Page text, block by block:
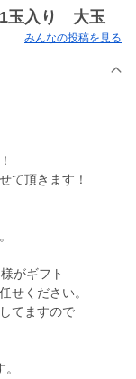
1玉入り 大玉
みんなの投稿を見る
て頂きます！
がギフト
せください。
てますので